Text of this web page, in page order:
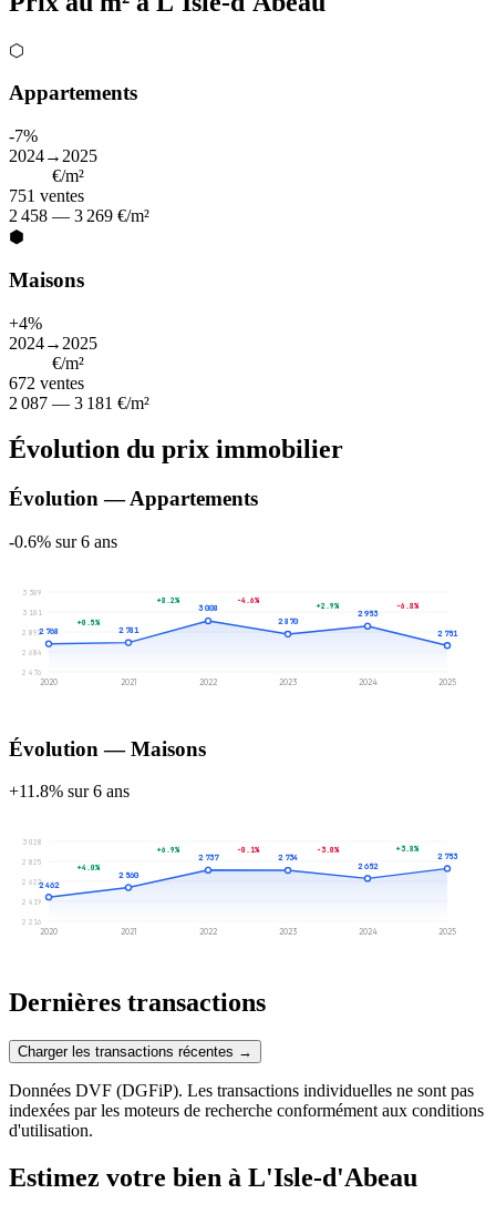
⬡
Appartements
-7%
2024→2025
€/m²
751 ventes
2 458 — 3 269 €/m²
⬢
Maisons
+4%
2024→2025
€/m²
672 ventes
2 087 — 3 181 €/m²
Évolution du prix immobilier
Évolution — Appartements
-0.6% sur 6 ans
2 476
2 684
2 892
3 101
3 309
2 768
2020
2 781
2021
3 008
2022
2 870
2023
2 953
2024
2 751
2025
+0.5%
+8.2% -4.6%
+2.9% -6.8%
Évolution — Maisons
+11.8% sur 6 ans
2 216
2 419
2 622
2 825
3 028
2 462
2020
2 560
2021
2 737
2022
2 734
2023
2 652
2024
2 753
2025
+4.0%
+6.9% -0.1% -3.0% +3.8%
Dernières transactions
Charger les transactions récentes →
Données DVF (DGFiP). Les transactions individuelles ne sont pas
indexées par les moteurs de recherche conformément aux conditions
d'utilisation.
Estimez votre bien à L'Isle-d'Abeau